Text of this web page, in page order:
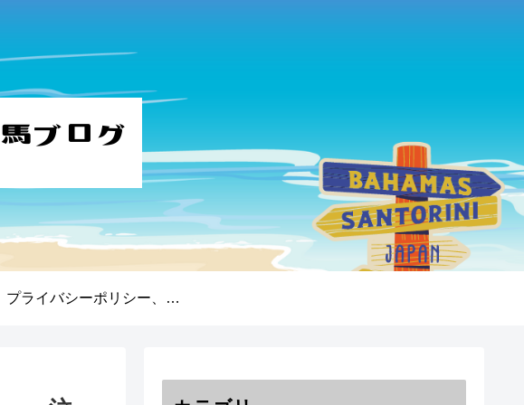
プライバシーポリシー、免責事項、著作権について